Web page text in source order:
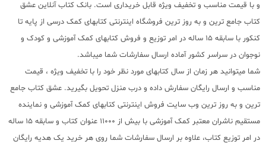
و با قیمت مناسب و تخفیف ویژه قابل خریداری است. بانک کتاب آنلاین عشق
کتاب جامع ترین و به روز ترین فروشگاه اینترنتی کتابهای کمک درسی از پایه تا
کنکور با سابقه 15 ساله در امر توزیع و فروش کتابهای کمک آموزشی و کودک و
نوجوان در سراسر کشور آماده ارسال سفارشات شما میباشد.
شما میتوانید هر زمان از سال کتابهای مورد نظر خود را با تخفیف ویژه ، قیمت
مناسب و ارسال رایگان سفارش داده و درب منزل تحویل بگیرید. عشق کتاب جامع
ترین و به روز ترین وب سایت فروش اینترنتی کتابهای کمک آموزشی و نماینده
مستقیم ناشران معتبر کمک آموزشی با بیش از 11000 عنوان کتاب و سابقه 15 ساله
در امر توزیع کتاب، علاوه بر ارسال سفارشات شما روی هر خرید یک هدیه رایگان